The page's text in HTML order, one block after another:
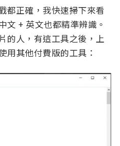
都正確，我快速掃下來看
文 + 英文也都精準辨識。
的人，有這工具之後，上
用其他付費版的工具：